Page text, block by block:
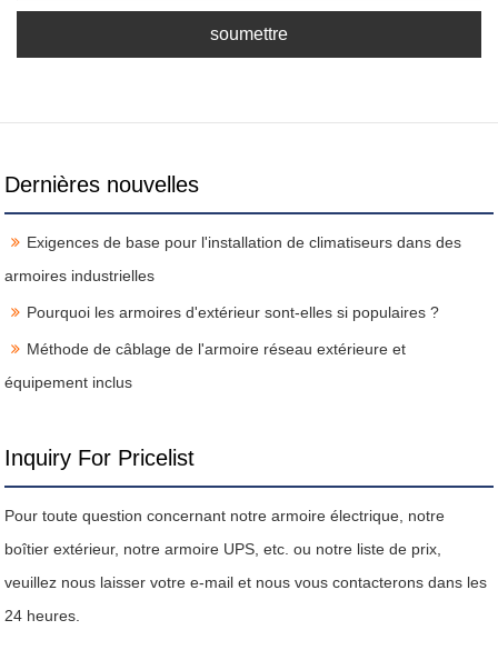
soumettre
Dernières nouvelles
Exigences de base pour l'installation de climatiseurs dans des
armoires industrielles
Pourquoi les armoires d'extérieur sont-elles si populaires ?
Méthode de câblage de l'armoire réseau extérieure et
équipement inclus
Inquiry For Pricelist
Pour toute question concernant notre armoire électrique, notre
boîtier extérieur, notre armoire UPS, etc. ou notre liste de prix,
veuillez nous laisser votre e-mail et nous vous contacterons dans les
24 heures.